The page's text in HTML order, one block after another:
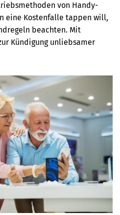
von Handy-
eine Kostenfalle tappen will,
beachten. Mit
Kündigung unliebsamer